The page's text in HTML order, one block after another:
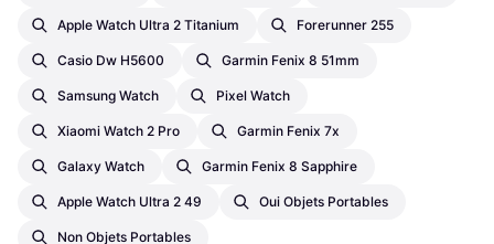
Apple Watch Ultra 2 Titanium Forerunner 255
Casio Dw H5600 Garmin Fenix 8 51mm
Samsung Watch Pixel Watch
Xiaomi Watch 2 Pro Garmin Fenix 7x
Galaxy Watch Garmin Fenix 8 Sapphire
Apple Watch Ultra 2 49 Oui Objets Portables
Non Objets Portables